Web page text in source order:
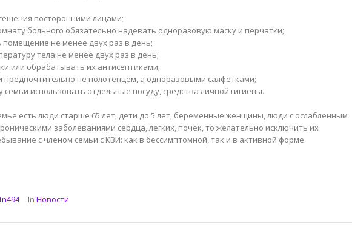
посторонними лицами;
больного обязательно надевать одноразовую маску и перчатки;
помещение не менее двух раз в день;
тела не менее двух раз в день;
или обрабатывать их антисептиками;
предпочтительно не полотенцем, а одноразовыми салфетками;
семьи использовать отдельные посуду, средства личной гигиены.
есть люди старше 65 лет, дети до 5 лет, беременные женщины, люди с ослабленным
заболеваниями сердца, легких, почек, то желательно исключить их
с членом семьи с КВИ: как в бессимптомной, так и в активной форме.
In Новости